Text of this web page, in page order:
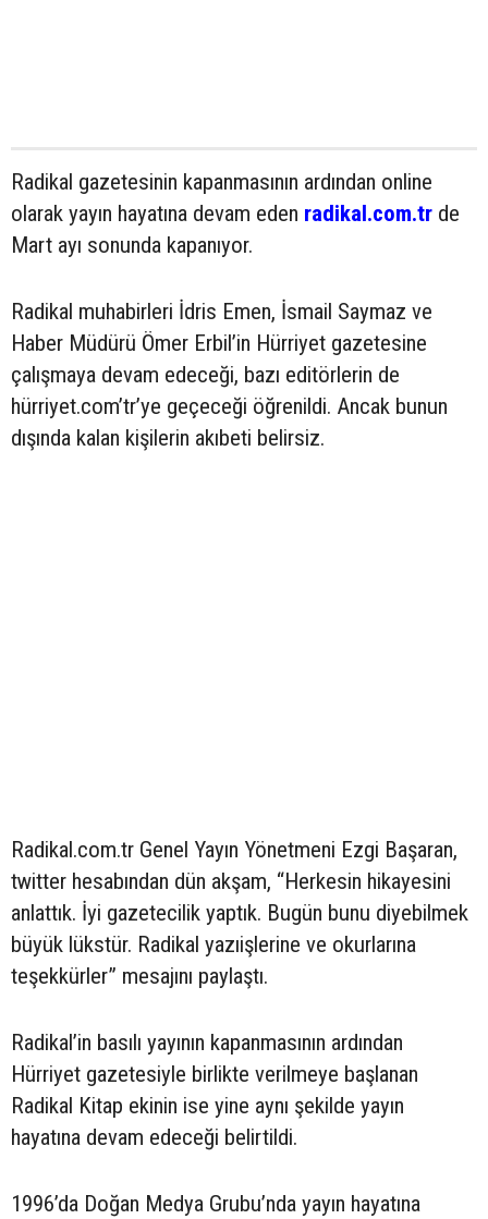
Radikal gazetesinin kapanmasının ardından online
olarak yayın hayatına devam eden radikal.com.tr de
Mart ayı sonunda kapanıyor.
Radikal muhabirleri İdris Emen, İsmail Saymaz ve
Haber Müdürü Ömer Erbil’in Hürriyet gazetesine
çalışmaya devam edeceği, bazı editörlerin de
hürriyet.com’tr’ye geçeceği öğrenildi. Ancak bunun
dışında kalan kişilerin akıbeti belirsiz.
Radikal.com.tr Genel Yayın Yönetmeni Ezgi Başaran,
twitter hesabından dün akşam, “Herkesin hikayesini
anlattık. İyi gazetecilik yaptık. Bugün bunu diyebilmek
büyük lükstür. Radikal yazıişlerine ve okurlarına
teşekkürler” mesajını paylaştı.
Radikal’in basılı yayının kapanmasının ardından
Hürriyet gazetesiyle birlikte verilmeye başlanan
Radikal Kitap ekinin ise yine aynı şekilde yayın
hayatına devam edeceği belirtildi.
1996’da Doğan Medya Grubu’nda yayın hayatına